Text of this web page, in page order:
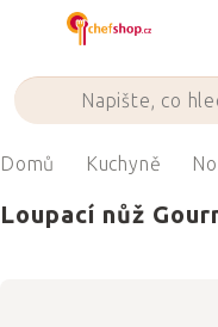
Domů Kuchyně
Loupací nůž